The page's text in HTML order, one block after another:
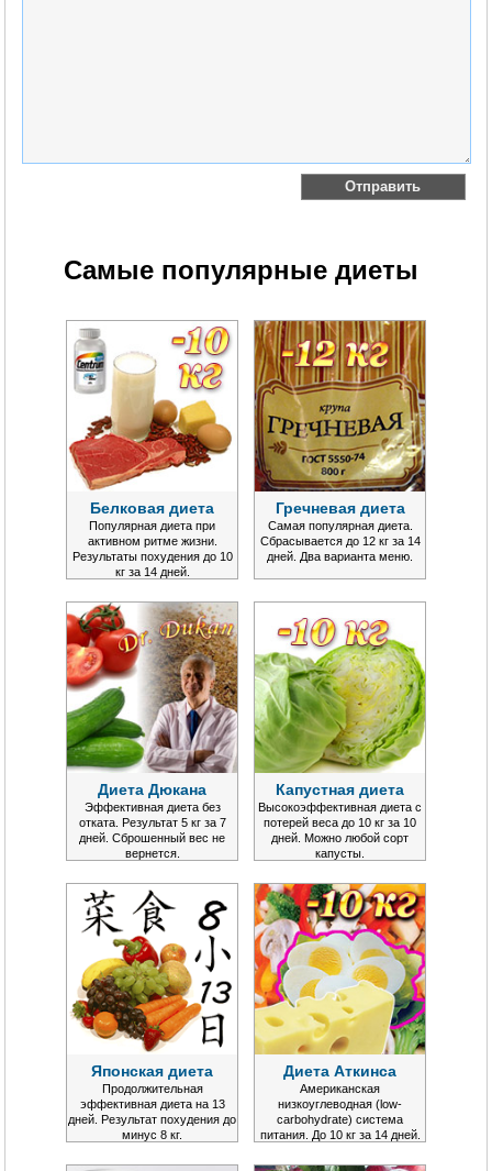
Самые популярные диеты
Белковая диета
Популярная диета при
активном ритме жизни.
Результаты похудения до 10
кг за 14 дней.
Гречневая диета
Самая популярная диета.
Сбрасывается до 12 кг за 14
дней. Два варианта меню.
Диета Дюкана
Эффективная диета без
отката. Результат 5 кг за 7
дней. Сброшенный вес не
вернется.
Капустная диета
Высокоэффективная диета с
потерей веса до 10 кг за 10
дней. Можно любой сорт
капусты.
Японская диета
Продолжительная
эффективная диета на 13
дней. Результат похудения до
минус 8 кг.
Диета Аткинса
Американская
низкоуглеводная (low-
carbohydrate) система
питания. До 10 кг за 14 дней.